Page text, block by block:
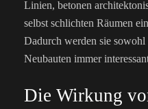
Linien, betonen
selbst schlichten Räumen
Dadurch werden sie
Neubauten immer
Die Wirkung